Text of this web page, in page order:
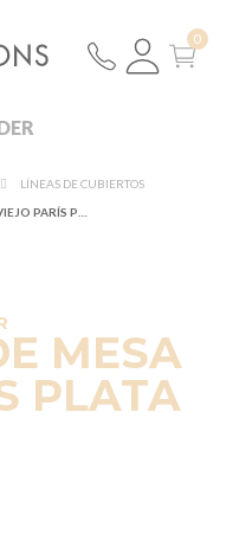
LÍNEAS DE CUBIERTOS
MESA
PLATA